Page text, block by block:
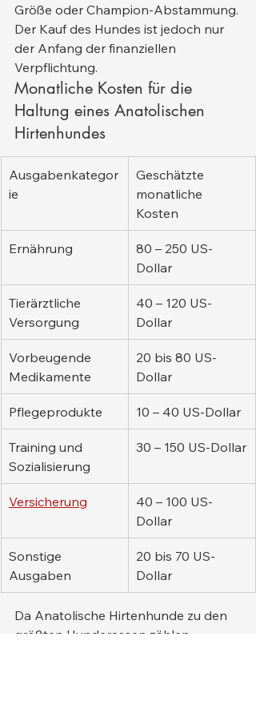
Größe oder Champion-Abstammung.
Der Kauf des Hundes ist jedoch nur
der Anfang der finanziellen
Verpflichtung.
Monatliche Kosten für die
Haltung eines Anatolischen
Hirtenhundes
Ausgabenkategor
ie
Geschätzte
monatliche
Kosten
Ernährung
80 – 250 US-
Dollar
Tierärztliche
Versorgung
40 – 120 US-
Dollar
Vorbeugende
Medikamente
20 bis 80 US-
Dollar
Pflegeprodukte 10 – 40 US-Dollar
Training und
Sozialisierung
30 – 150 US-Dollar
Versicherung
40 – 100 US-
Dollar
Sonstige
Ausgaben
20 bis 70 US-
Dollar
Da Anatolische Hirtenhunde zu den
größten Hunderassen zählen,